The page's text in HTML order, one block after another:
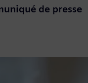
de presse